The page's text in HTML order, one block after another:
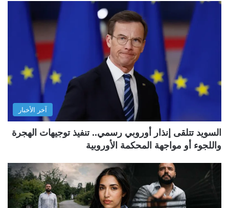
آخر الأخبار
السويد تتلقى إنذار أوروبي رسمي.. تنفيذ توجيهات الهجرة
واللجوء أو مواجهة المحكمة الأوروبية